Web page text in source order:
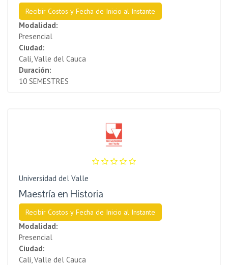
Recibir Costos y Fecha de Inicio al Instante
Modalidad:
Presencial
Ciudad:
Cali, Valle del Cauca
Duración:
10 SEMESTRES
Universidad del Valle
Maestría en Historia
Recibir Costos y Fecha de Inicio al Instante
Modalidad:
Presencial
Ciudad:
Cali, Valle del Cauca